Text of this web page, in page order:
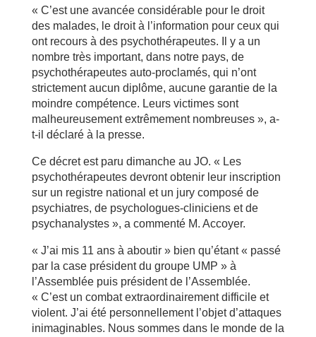
« C’est une avancée considérable pour le droit
des malades, le droit à l’information pour ceux qui
ont recours à des psychothérapeutes. Il y a un
nombre très important, dans notre pays, de
psychothérapeutes auto-proclamés, qui n’ont
strictement aucun diplôme, aucune garantie de la
moindre compétence. Leurs victimes sont
malheureusement extrêmement nombreuses », a-
t-il déclaré à la presse.
Ce décret est paru dimanche au JO. « Les
psychothérapeutes devront obtenir leur inscription
sur un registre national et un jury composé de
psychiatres, de psychologues-cliniciens et de
psychanalystes », a commenté M. Accoyer.
« J’ai mis 11 ans à aboutir » bien qu’étant « passé
par la case président du groupe UMP » à
l’Assemblée puis président de l’Assemblée.
« C’est un combat extraordinairement difficile et
violent. J’ai été personnellement l’objet d’attaques
inimaginables. Nous sommes dans le monde de la